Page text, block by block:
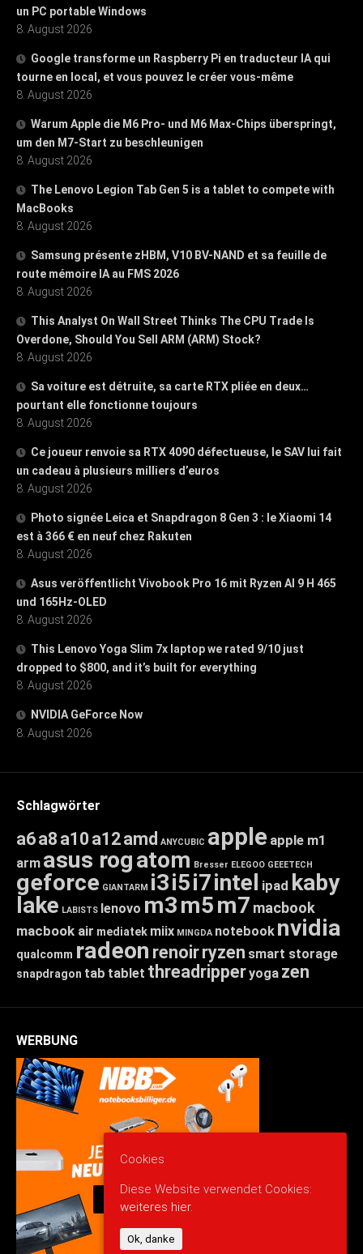
un PC portable Windows
8. August 2026
Google transforme un Raspberry Pi en traducteur IA qui
tourne en local, et vous pouvez le créer vous-même
8. August 2026
Warum Apple die M6 Pro- und M6 Max-Chips überspringt,
um den M7-Start zu beschleunigen
8. August 2026
The Lenovo Legion Tab Gen 5 is a tablet to compete with
MacBooks
8. August 2026
Samsung présente zHBM, V10 BV-NAND et sa feuille de
route mémoire IA au FMS 2026
8. August 2026
This Analyst On Wall Street Thinks The CPU Trade Is
Overdone, Should You Sell ARM (ARM) Stock?
8. August 2026
Sa voiture est détruite, sa carte RTX pliée en deux…
pourtant elle fonctionne toujours
8. August 2026
Ce joueur renvoie sa RTX 4090 défectueuse, le SAV lui fait
un cadeau à plusieurs milliers d’euros
8. August 2026
Photo signée Leica et Snapdragon 8 Gen 3 : le Xiaomi 14
est à 366 € en neuf chez Rakuten
8. August 2026
Asus veröffentlicht Vivobook Pro 16 mit Ryzen AI 9 H 465
und 165Hz-OLED
8. August 2026
This Lenovo Yoga Slim 7x laptop we rated 9/10 just
dropped to $800, and it’s built for everything
8. August 2026
NVIDIA GeForce Now
8. August 2026
Schlagwörter
a6a8 a10 a12amd ANYCUBIC apple apple m1
arm asus rogatom Bresser ELEGOO GEEETECH
geforce GIANTARM i3i5i7intel ipad kaby
lake LABISTS lenovo m3m5m7 macbook
macbook air mediatek miix MINGDA notebook nvidia
qualcomm radeon renoirryzen smart storage
snapdragon tab tablet threadripperyoga zen
WERBUNG
Cookies
Diese Website verwendet Cookies:
weiteres hier.
Ok, danke